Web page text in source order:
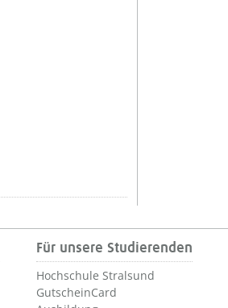
Für unsere Studierenden
Hochschule Stralsund
GutscheinCard